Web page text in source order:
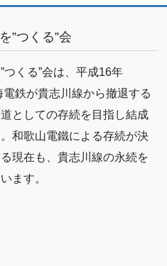
”つくる”会
つくる”会は、平成16年
電鉄が貴志川線から撤退する
としての存続を目指し結成
和歌山電鐵による存続が決
現在も、貴志川線の永続を
ます。